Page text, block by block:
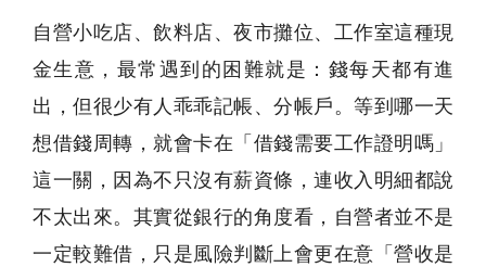
自營小吃店、飲料店、夜市攤位、工作室這種現
金生意，最常遇到的困難就是：錢每天都有進
出，但很少有人乖乖記帳、分帳戶。等到哪一天
想借錢周轉，就會卡在「借錢需要工作證明嗎」
這一關，因為不只沒有薪資條，連收入明細都說
不太出來。其實從銀行的角度看，自營者並不是
一定較難借，只是風險判斷上會更在意「營收是